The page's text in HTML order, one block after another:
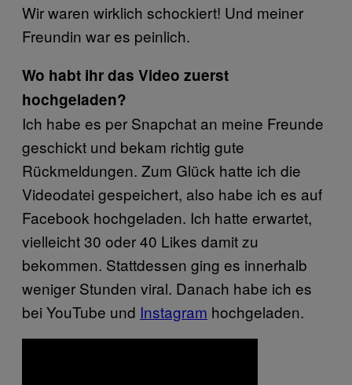
Wir waren wirklich schockiert! Und meiner
Freundin war es peinlich.
Wo habt ihr das Video zuerst
hochgeladen?
Ich habe es per Snapchat an meine Freunde
geschickt und bekam richtig gute
Rückmeldungen. Zum Glück hatte ich die
Videodatei gespeichert, also habe ich es auf
Facebook hochgeladen. Ich hatte erwartet,
vielleicht 30 oder 40 Likes damit zu
bekommen. Stattdessen ging es innerhalb
weniger Stunden viral. Danach habe ich es
bei YouTube und Instagram hochgeladen.